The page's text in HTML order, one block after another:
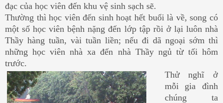
đạc của học viên đến khu vệ sinh sạch sẽ.
Thường thì học viên đến sinh hoạt hết buổi là về, song có
một số học viên bệnh nặng đến lớp tập rồi ở lại luôn nhà
Thầy hàng tuần, vài tuần liền; nếu đi dã ngoại sớm thì
những học viên nhà xa đến nhà Thầy ngủ từ tối hôm
trước.
Thử nghĩ ở
mỗi gia đình
chúng ta